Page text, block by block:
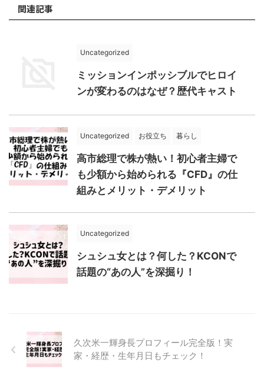
関連記事
Uncategorized
ミッションインポッシブルでヒロイ
ンが変わるのはなぜ？歴代キャスト
Uncategorized お役立ち 暮らし
高市総理で株が熱い！初心者主婦で
も少額から始められる『CFD』の仕
組みとメリット・デメリット
Uncategorized
シュシュ女とは？何した？KCONで
話題の“あの人”を深掘り！
久次米一輝身長プロフィール完全版！実
家・経歴・生年月日もチェック！